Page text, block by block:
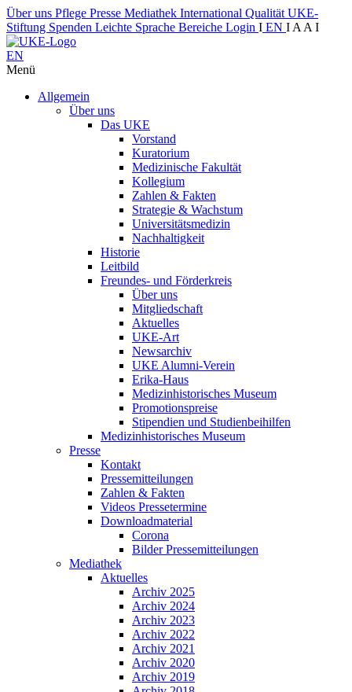
Über uns Pflege Presse Mediathek International Qualität UKE-
Stiftung Spenden Leichte Sprache Bereiche Login I EN I A A I
EN
Menü
Allgemein
Über uns
Das UKE
Vorstand
Kuratorium
Medizinische Fakultät
Kollegium
Zahlen & Fakten
Strategie & Wachstum
Universitätsmedizin
Nachhaltigkeit
Historie
Leitbild
Freundes- und Förderkreis
Über uns
Mitgliedschaft
Aktuelles
UKE-Art
Newsarchiv
UKE Alumni-Verein
Erika-Haus
Medizinhistorisches Museum
Promotionspreise
Stipendien und Studienbeihilfen
Medizinhistorisches Museum
Presse
Kontakt
Pressemitteilungen
Zahlen & Fakten
Videos Pressetermine
Downloadmaterial
Corona
Bilder Pressemitteilungen
Mediathek
Aktuelles
Archiv 2025
Archiv 2024
Archiv 2023
Archiv 2022
Archiv 2021
Archiv 2020
Archiv 2019